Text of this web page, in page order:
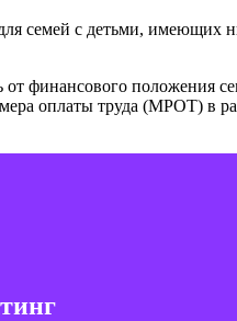
семей с детьми, имеющих
финансового положения
оплаты труда (МРОТ) в